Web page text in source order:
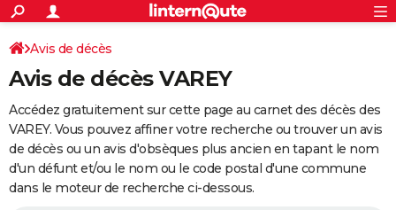
ACTUALITÉS
Politique
Société
Faits Divers
Education
Monde
Villes
+
SPORT
Coupe du monde 2026
Football
Tennis
Cyclisme
Rugby
Forum
Programme TV
TNT
Streaming
Cinéma
Sorties cinéma
Musique
+
FINANCE
Retraite
Impôts
Epargne
Immobilier
Risques naturels par ville
Banque
Assurance
Crédit
AUTO
Essais
Réserver un essai
Citadines
Berlines
SUV
Forum auto
+
Avis de décès
Avis de décès VAREY
Accédez gratuitement sur cette page au carnet des décès des
VAREY. Vous pouvez affiner votre recherche ou trouver un avis
de décès ou un avis d'obsèques plus ancien en tapant le nom
d'un défunt et/ou le nom ou le code postal d'une commune
dans le moteur de recherche ci-dessous.